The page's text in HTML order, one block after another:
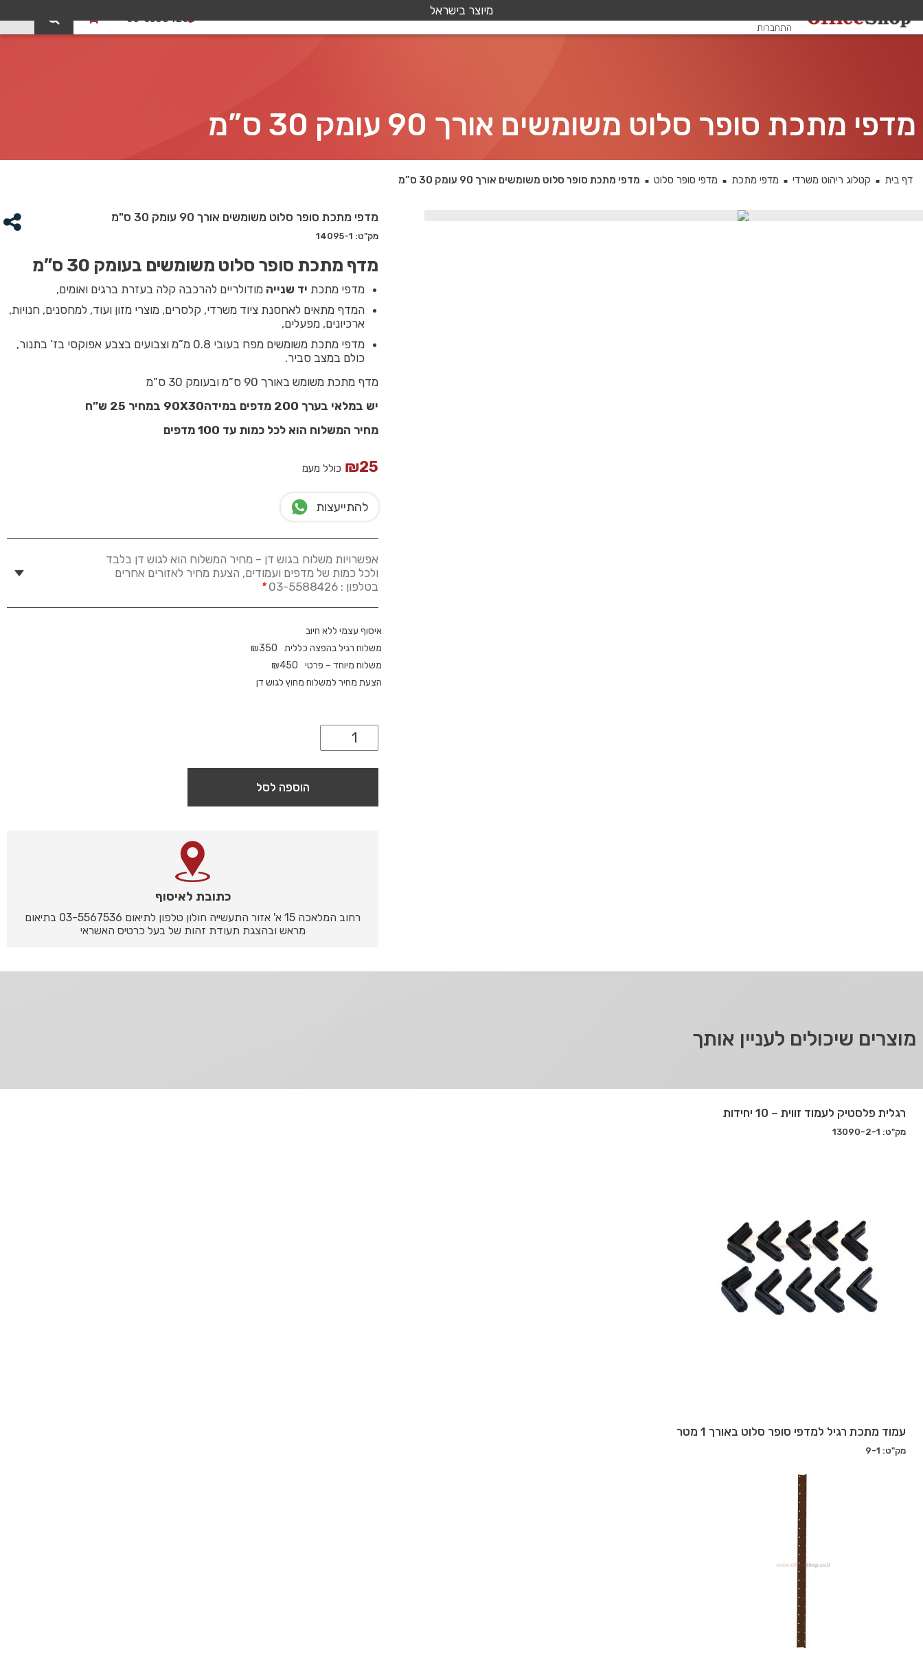
מיוצר בישראל
התחברות
03-5588426
מדפי מתכת סופר סלוט משומשים אורך 90 עומק 30 ס”מ
דף בית ■ קטלוג ריהוט משרדי ■ מדפי מתכת ■ מדפי סופר סלוט ■ מדפי מתכת סופר סלוט משומשים אורך 90 עומק 30 ס”מ
מדפי מתכת סופר סלוט משומשים אורך 90 עומק 30 ס"מ
מק"ט: 14095-1
מדף מתכת סופר סלוט משומשים בעומק 30 ס”מ
מדפי מתכת יד שנייה מודולריים להרכבה קלה בעזרת ברגים ואומים,
המדף מתאים לאחסנת ציוד משרדי, קלסרים, מוצרי מזון ועוד, למחסנים, חנויות,
ארכיונים, מפעלים,
מדפי מתכת משומשים מפח בעובי 0.8 מ”מ וצבועים בצבע אפוקסי בז’ בתנור,
כולם במצב סביר.
מדף מתכת משומש באורך 90 ס”מ ובעומק 30 ס”מ
יש במלאי בערך 200 מדפים במידה90X30 במחיר 25 ש”ח
מחיר המשלוח הוא לכל כמות עד 100 מדפים
₪25 כולל מעמ
להתייעצות
אפשרויות משלוח בגוש דן – מחיר המשלוח הוא לגוש דן בלבד
ולכל כמות של מדפים ועמודים, הצעת מחיר לאזורים אחרים
בטלפון : 03-5588426
*
איסוף עצמי ללא חיוב
משלוח רגיל בהפצה כללית
₪350
משלוח מיוחד – פרטי
₪450
הצעת מחיר למשלוח מחוץ לגוש דן
הוספה לסל
כתובת לאיסוף
רחוב המלאכה 15 א' אזור התעשייה חולון טלפון לתיאום 03-5567536 בתיאום
מראש ובהצגת תעודת זהות של בעל כרטיס האשראי
מוצרים שיכולים לעניין אותך
רגלית פלסטיק לעמוד זווית – 10 יחידות
מק"ט: 13090-2-1
עמוד מתכת רגיל למדפי סופר סלוט באורך 1 מטר
מק"ט: 9-1